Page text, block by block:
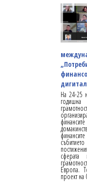
На 24-25
годишна
сферата
Европа.
проект